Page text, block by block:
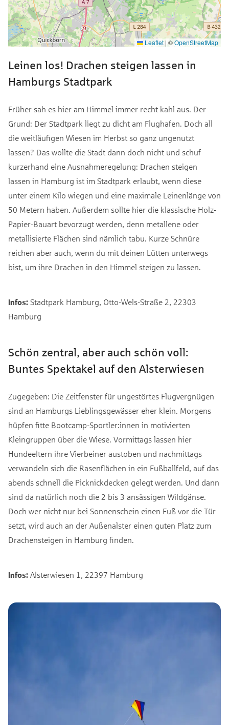
Leaflet | ©OpenStreetMap
Leinen los! Drachen steigen lassen in
Hamburgs Stadtpark
Früher sah es hier am Himmel immer recht kahl aus. Der
Grund: Der Stadtpark liegt zu dicht am Flughafen. Doch all
die weitläufigen Wiesen im Herbst so ganz ungenutzt
lassen? Das wollte die Stadt dann doch nicht und schuf
kurzerhand eine Ausnahmeregelung: Drachen steigen
lassen in Hamburg ist im Stadtpark erlaubt, wenn diese
unter einem Kilo wiegen und eine maximale Leinenlänge von
50 Metern haben. Außerdem sollte hier die klassische Holz-
Papier-Bauart bevorzugt werden, denn metallene oder
metallisierte Flächen sind nämlich tabu. Kurze Schnüre
reichen aber auch, wenn du mit deinen Lütten unterwegs
bist, um ihre Drachen in den Himmel steigen zu lassen.
Infos: Stadtpark Hamburg, Otto-Wels-Straße 2, 22303
Hamburg
Schön zentral, aber auch schön voll:
Buntes Spektakel auf den Alsterwiesen
Zugegeben: Die Zeitfenster für ungestörtes Flugvergnügen
sind an Hamburgs Lieblingsgewässer eher klein. Morgens
hüpfen fitte Bootcamp-Sportler:innen in motivierten
Kleingruppen über die Wiese. Vormittags lassen hier
Hundeeltern ihre Vierbeiner austoben und nachmittags
verwandeln sich die Rasenflächen in ein Fußballfeld, auf das
abends schnell die Picknickdecken gelegt werden. Und dann
sind da natürlich noch die 2 bis 3 ansässigen Wildgänse.
Doch wer nicht nur bei Sonnenschein einen Fuß vor die Tür
setzt, wird auch an der Außenalster einen guten Platz zum
Drachensteigen in Hamburg finden.
Infos: Alsterwiesen 1, 22397 Hamburg